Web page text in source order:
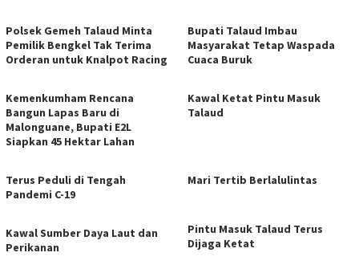
Polsek Gemeh Talaud Minta
Pemilik Bengkel Tak Terima
Orderan untuk Knalpot Racing
Bupati Talaud Imbau
Masyarakat Tetap Waspada
Cuaca Buruk
Kemenkumham Rencana
Bangun Lapas Baru di
Malonguane, Bupati E2L
Siapkan 45 Hektar Lahan
Kawal Ketat Pintu Masuk
Talaud
Terus Peduli di Tengah
Pandemi C-19
Mari Tertib Berlalulintas
Kawal Sumber Daya Laut dan
Perikanan
Pintu Masuk Talaud Terus
Dijaga Ketat